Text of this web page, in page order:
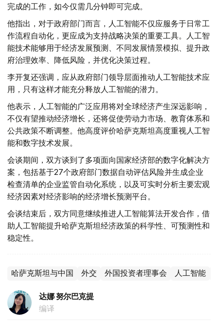
完成的工作，如今仅需几分钟即可完成。
他指出，对于政府部门而言，人工智能不仅应服务于日常工
作流程自动化，更应成为支持战略决策的重要工具。人工智
能技术能够用于经济发展预测、不同发展情景模拟、提升政
府治理效率、降低风险，并优化决策过程。
李开复还强调，应从政府部门领导层面推动人工智能技术应
用，只有这样才能充分释放人工智能的潜力。
他表示，人工智能的广泛应用将对全球经济产生深远影响，
不仅有望推动经济增长，还将促使劳动力市场、教育体系和
公共政策不断调整。他高度评价哈萨克斯坦高度重视人工智
能和数字技术发展。
会谈期间，双方谈到了多项面向国家经济部的数字化解决方
案，包括基于27个政府部门数据自动评估风险并生成企业
检查清单的企业监管自动化系统，以及可实时分析主要宏观
经济因素对经济影响的经济增长预测平台。
会谈结束后，双方同意继续推进人工智能算法开发合作，借
助人工智能提升哈萨克斯坦经济政策的科学性、可预测性和
稳定性。
哈萨克斯坦与中国 外交 外国投资者理事会 人工智能
达娜 努尔巴克提
编译